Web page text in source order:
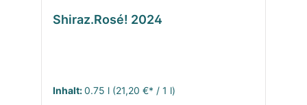
Shiraz.Rosé! 2024
Inhalt:0.75 l (21,20 €* / 1 l)